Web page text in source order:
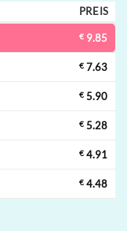
PREIS
€ 9.85
€ 7.63
€ 5.90
€ 5.28
€ 4.91
€ 4.48
Züge, adjustable